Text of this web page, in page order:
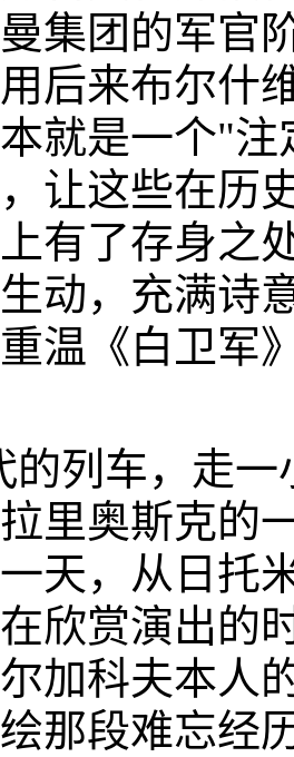
集团的军官
后来布尔什
就是一个"
让这些在历
有了存身之
动，充满诗
温《白卫军
的列车，走
里奥斯克的
天，从日托
欣赏演出的
加科夫本人
那段难忘经